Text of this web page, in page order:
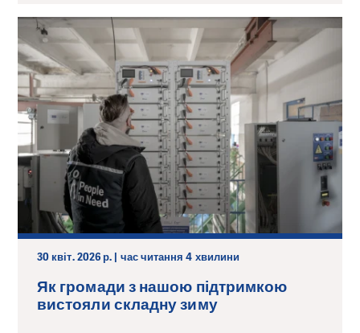
30 квіт. 2026 р. | час читання 4 хвилини
Як громади з нашою підтримкою
вистояли складну зиму